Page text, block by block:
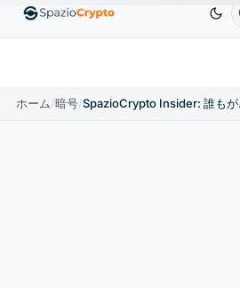
EthereumETH$1,880.58 TetherUSDT
ホーム/暗号/